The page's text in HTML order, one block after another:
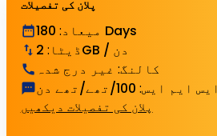
پلان کی تفصیلات
میعاد:
180 Days
ڈیٹا :
2GB / دن
کالنگ: غیر درج شدہ
ایس ایم ایس: 100/تھے/تھے دن
پلان کی تفصیلات دیکھیں